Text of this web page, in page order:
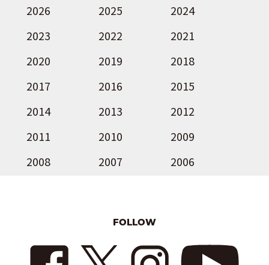
2026 2025
2024
2023
2022
2021
2020
2019
2018
2017
2016
2015
2014
2013
2012
2011
2010
2009
2008
2007 2006
FOLLOW